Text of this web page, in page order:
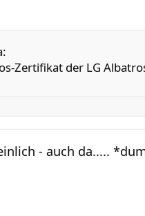
Zertifikat der LG
- auch da.....